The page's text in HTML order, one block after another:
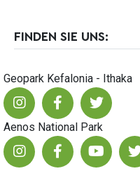
FINDEN SIE UNS:
Geopark Kefalonia - Ithaka
Aenos National Park